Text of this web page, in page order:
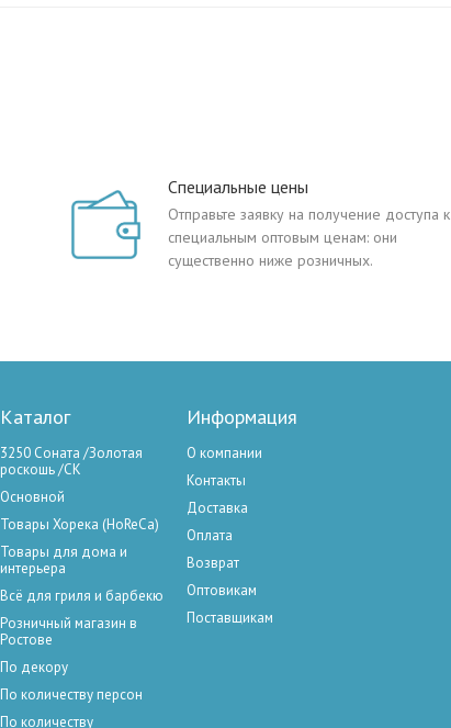
Специальные цены
Отправьте заявку на получение доступа к
специальным оптовым ценам: они
существенно ниже розничных.
Каталог
3250 Соната /Золотая
роскошь /СК
Основной
Товары Хорека (HoReCa)
Товары для дома и
интерьера
Всё для гриля и барбекю
Розничный магазин в
Ростове
По декору
По количеству персон
По количеству
Информация
О компании
Контакты
Доставка
Оплата
Возврат
Оптовикам
Поставщикам